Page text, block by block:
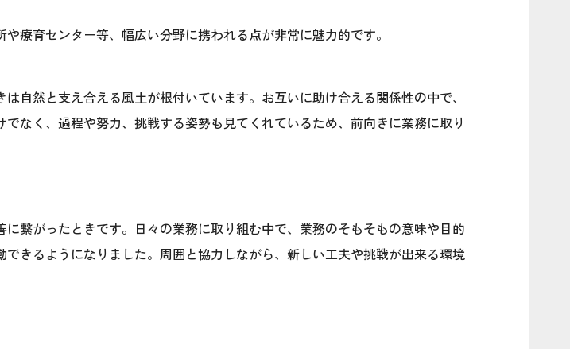
療育センター等、幅広い分野に携われる点が非常に魅力的です。
自然と支え合える風土が根付いています。お互いに助け合える関係性の中で、
なく、過程や努力、挑戦する姿勢も見てくれているため、前向きに業務に取り
繋がったときです。日々の業務に取り組む中で、業務のそもそもの意味や目的
きるようになりました。周囲と協力しながら、新しい工夫や挑戦が出来る環境